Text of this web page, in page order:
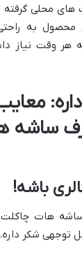
های محلی گرفته
محصول به
وقت نیاز
ساشه
باشه!
هات
توجهی شکر